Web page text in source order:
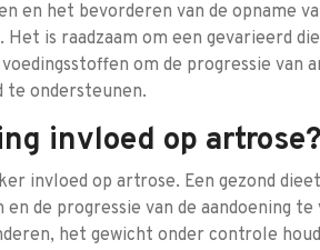
en het bevorderen van de opname
is raadzaam om een gevarieerd
om de progressie van
te ondersteunen.
invloed op artrose?
invloed op artrose. Een gezond
de progressie van de aandoening te
het gewicht onder controle